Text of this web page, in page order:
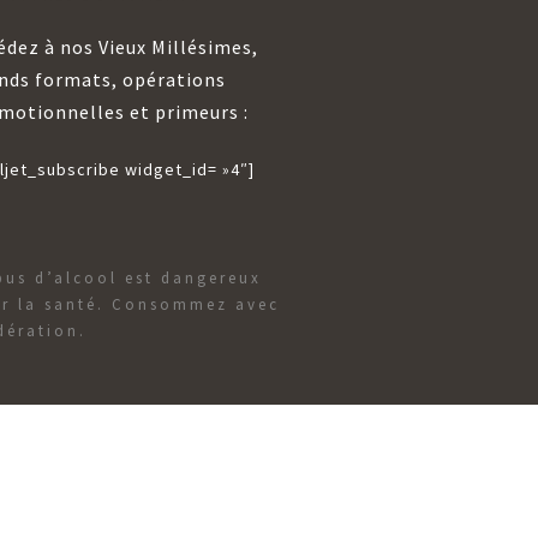
à nos Vieux Millésimes,
formats, opérations
et primeurs :
widget_id= »4″]
d’alcool est dangereux
la santé. Consommez avec